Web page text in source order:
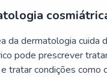
da dermatologia cuida
pode prescrever
tratar condições como